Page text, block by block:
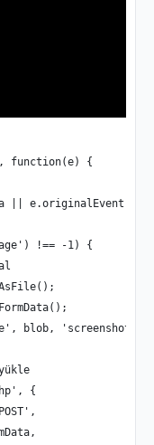
function(e) {
||
!== -1) {
blob,
{